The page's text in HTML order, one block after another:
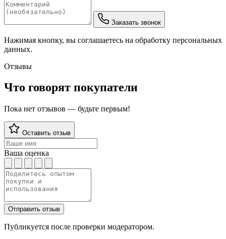
Заказать звонок
Нажимая кнопку, вы соглашаетесь на обработку персональных
данных.
Отзывы
Что говорят покупатели
Пока нет отзывов — будьте первым!
Оставить отзыв
Ваша оценка
Отправить отзыв
Публикуется после проверки модератором.